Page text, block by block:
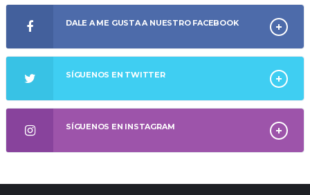
DALE A ME GUSTA A NUESTRO FACEBOOK
SÍGUENOS EN TWITTER
SÍGUENOS EN INSTAGRAM